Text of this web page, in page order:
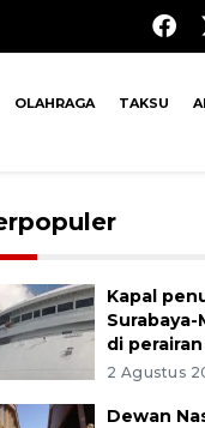
OLAHRAGA TAKSU
Kapal
di
2 Agustus
Dewan